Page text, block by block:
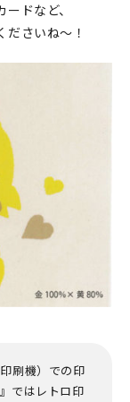
ドなど、
さいね～！
刷機）での印
』ではレトロ印